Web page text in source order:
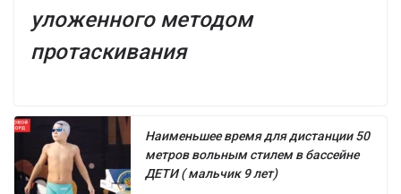
уложенного методом
протаскивания
Наименьшее время для дистанции 50
метров вольным стилем в бассейне
ДЕТИ ( мальчик 9 лет)